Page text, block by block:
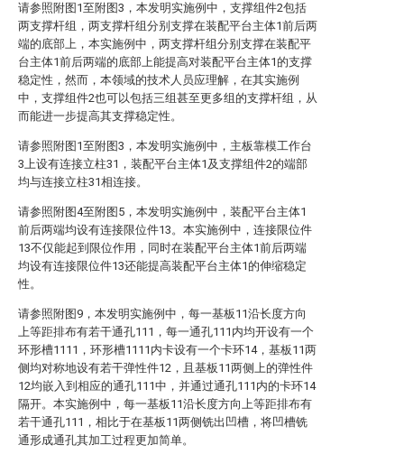
请参照附图1至附图3，本发明实施例中，支撑组件2包括
两支撑杆组，两支撑杆组分别支撑在装配平台主体1前后两
端的底部上，本实施例中，两支撑杆组分别支撑在装配平
台主体1前后两端的底部上能提高对装配平台主体1的支撑
稳定性，然而，本领域的技术人员应理解，在其实施例
中，支撑组件2也可以包括三组甚至更多组的支撑杆组，从
而能进一步提高其支撑稳定性。
请参照附图1至附图3，本发明实施例中，主板靠模工作台
3上设有连接立柱31，装配平台主体1及支撑组件2的端部
均与连接立柱31相连接。
请参照附图4至附图5，本发明实施例中，装配平台主体1
前后两端均设有连接限位件13。本实施例中，连接限位件
13不仅能起到限位作用，同时在装配平台主体1前后两端
均设有连接限位件13还能提高装配平台主体1的伸缩稳定
性。
请参照附图9，本发明实施例中，每一基板11沿长度方向
上等距排布有若干通孔111，每一通孔111内均开设有一个
环形槽1111，环形槽1111内卡设有一个卡环14，基板11两
侧均对称地设有若干弹性件12，且基板11两侧上的弹性件
12均嵌入到相应的通孔111中，并通过通孔111内的卡环14
隔开。本实施例中，每一基板11沿长度方向上等距排布有
若干通孔111，相比于在基板11两侧铣出凹槽，将凹槽铣
通形成通孔其加工过程更加简单。